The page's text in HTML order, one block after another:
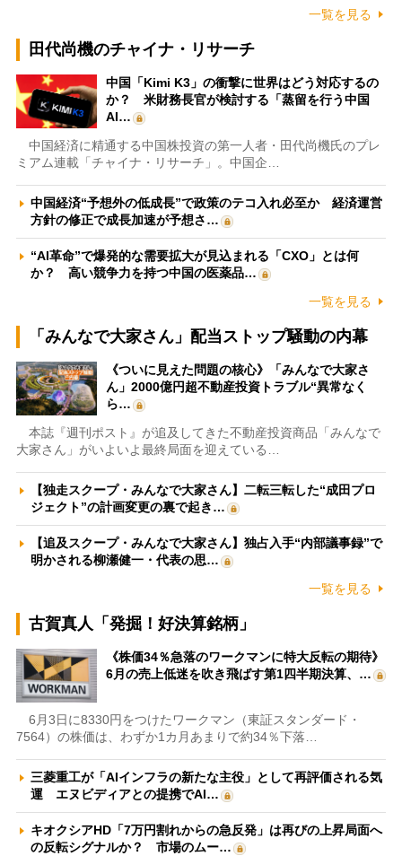
一覧を見る
田代尚機のチャイナ・リサーチ
中国「Kimi K3」の衝撃に世界はどう対応するの
か？ 米財務長官が検討する「蒸留を行う中国
AI…
中国経済に精通する中国株投資の第一人者・田代尚機氏のプレ
ミアム連載「チャイナ・リサーチ」。中国企…
中国経済“予想外の低成長”で政策のテコ入れ必至か 経済運営
方針の修正で成長加速が予想さ…
“AI革命”で爆発的な需要拡大が見込まれる「CXO」とは何
か？ 高い競争力を持つ中国の医薬品…
一覧を見る
「みんなで大家さん」配当ストップ騒動の内幕
《ついに見えた問題の核心》「みんなで大家さ
ん」2000億円超不動産投資トラブル“異常なく
ら…
本誌『週刊ポスト』が追及してきた不動産投資商品「みんなで
大家さん」がいよいよ最終局面を迎えている…
【独走スクープ・みんなで大家さん】二転三転した“成田プロ
ジェクト”の計画変更の裏で起き…
【追及スクープ・みんなで大家さん】独占入手“内部議事録”で
明かされる柳瀬健一・代表の思…
一覧を見る
古賀真人「発掘！好決算銘柄」
《株価34％急落のワークマンに特大反転の期待》
6月の売上低迷を吹き飛ばす第1四半期決算、…
6月3日に8330円をつけたワークマン（東証スタンダード・
7564）の株価は、わずか1カ月あまりで約34％下落…
三菱重工が「AIインフラの新たな主役」として再評価される気
運 エヌビディアとの提携でAI…
キオクシアHD「7万円割れからの急反発」は再びの上昇局面へ
の反転シグナルか？ 市場のムー…